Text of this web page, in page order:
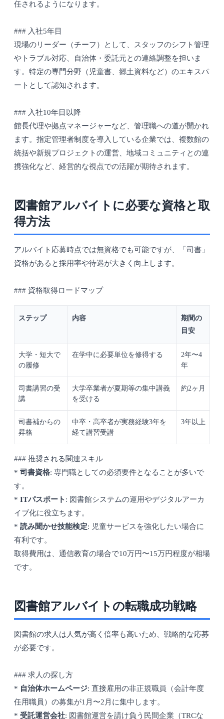
任されるようになります。
### 入社5年目
現場のリーダー（チーフ）として、スタッフのシフト管理
やトラブル対応、自治体・委託元との連絡調整を担いま
す。特定の専門分野（児童書、郷土資料など）のエキスパ
ートとして認知されます。
### 入社10年目以降
館長代理や拠点マネージャーなど、管理職への道が開かれ
ます。指定管理者制度を導入している企業では、複数館の
統括や新規プロジェクトの運営、地域コミュニティとの連
携強化など、経営的な視点での活躍が期待されます。
図書館アルバイトに必要な資格と取
得方法
アルバイト応募時点では無資格でも可能ですが、「司書」
資格があると採用率や待遇が大きく向上します。
### 資格取得ロードマップ
ステップ 内容
期間の
目安
大学・短大で
の履修
在学中に必要単位を修得する
2年〜4
年
司書講習の受
講
大学卒業者が夏期等の集中講義
を受ける
約2ヶ月
司書補からの
昇格
中卒・高卒者が実務経験3年を
経て講習受講
3年以上
### 推奨される関連スキル
* 司書資格: 専門職としての必須要件となることが多いで
す。
* ITパスポート : 図書館システムの運用やデジタルアーカ
イブ化に役立ちます。
* 読み聞かせ技能検定: 児童サービスを強化したい場合に
有利です。
取得費用は、通信教育の場合で10万円〜15万円程度が相場
です。
図書館アルバイトの転職成功戦略
図書館の求人は人気が高く倍率も高いため、戦略的な応募
が必要です。
### 求人の探し方
* 自治体ホームページ: 直接雇用の非正規職員（会計年度
任用職員）の募集が1月〜2月に集中します。
* 受託運営会社: 図書館運営を請け負う民間企業（TRCな